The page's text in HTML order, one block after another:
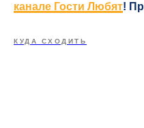
канале Гости Любят!
КУДА СХОДИТЬ